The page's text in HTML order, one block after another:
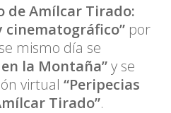
Amílcar Tirado:
por
mismo día se
la Montaña”y se
virtual “Peripecias
Tirado”.